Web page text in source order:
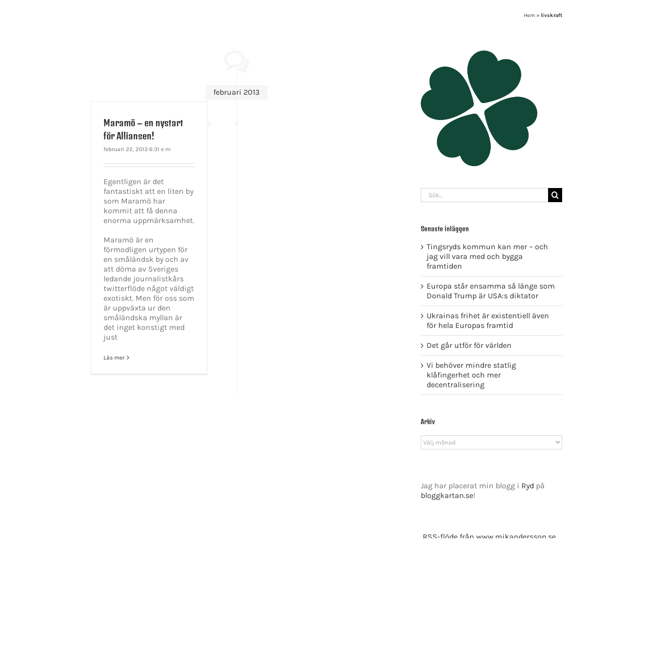
Hem » livskraft
februari 2013
Maramö – en nystart
för Alliansen!
februari 22, 2013 6:31 e m
Egentligen är det
fantastiskt att en liten by
som Maramö har
kommit att få denna
enorma uppmärksamhet.
Maramö är en
förmodligen urtypen för
en småländsk by och av
att döma av Sveriges
ledande journalistkårs
twitterflöde något väldigt
exotiskt. Men för oss som
är uppväxta ur den
småländska myllan är
det inget konstigt med
just
Läs mer
Sök
efter:
Senaste inläggen
Tingsryds kommun kan mer – och
jag vill vara med och bygga
framtiden
Europa står ensamma så länge som
Donald Trump är USA:s diktator
Ukrainas frihet är existentiell även
för hela Europas framtid
Det går utför för världen
Vi behöver mindre statlig
klåfingerhet och mer
decentralisering
Arkiv
Arkiv
Jag har placerat min blogg i Ryd på
bloggkartan.se!
RSS-flöde från www.mikandersson.se